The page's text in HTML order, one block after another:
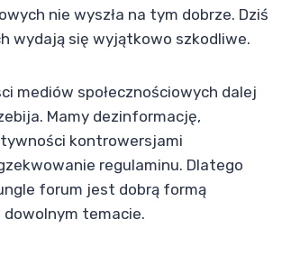
nie wyszła na tym dobrze. Dziś
wydają się wyjątkowo szkodliwe.
mediów społecznościowych dalej
Mamy dezinformację,
kontrowersjami
regulaminu. Dlatego
forum jest dobrą formą
dowolnym temacie.